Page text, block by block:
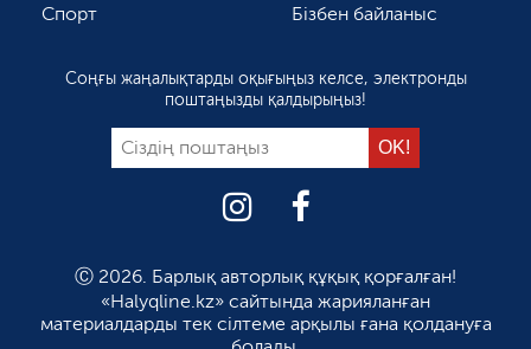
Спорт
Бізбен байланыс
Соңғы жаңалықтарды оқығыңыз келсе, электронды
поштаңызды қалдырыңыз!
Ⓒ 2026. Барлық авторлық құқық қорғалған!
«Halyqline.kz» сайтында жарияланған
материалдарды тек сілтеме арқылы ғана қолдануға